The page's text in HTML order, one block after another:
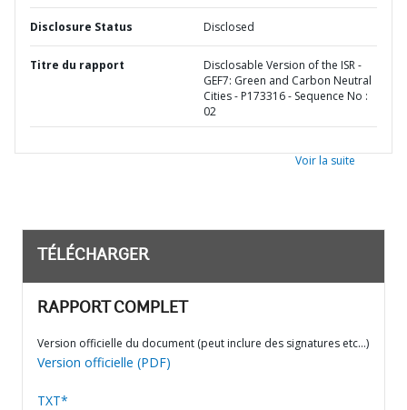
Disclosure Status Disclosed
Titre du rapport
Disclosable Version of the ISR -
GEF7: Green and Carbon Neutral
Cities - P173316 - Sequence No :
02
Voir la suite
TÉLÉCHARGER
RAPPORT COMPLET
Version officielle du document (peut inclure des signatures etc…)
Version officielle (PDF)
TXT*